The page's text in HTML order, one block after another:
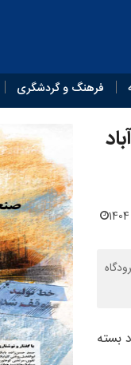
فرهنگ و گردشگری
بسته